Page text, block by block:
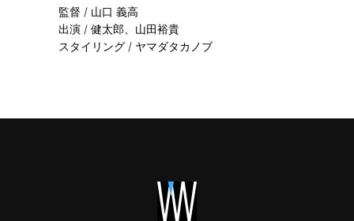
監督 / 山口 義高
出演 / 健太郎、山田裕貴
スタイリング / ヤマダタカノブ